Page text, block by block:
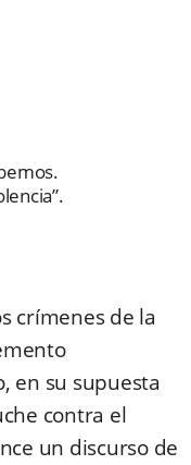
crímenes de la
en su supuesta
contra el
un discurso de